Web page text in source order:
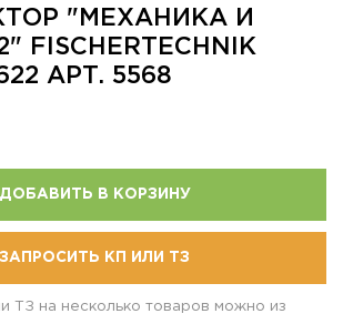
"МЕХАНИКА И
FISCHERTECHNIK
АРТ. 5568
ДОБАВИТЬ В КОРЗИНУ
ЗАПРОСИТЬ КП ИЛИ ТЗ
ТЗ на несколько товаров можно из